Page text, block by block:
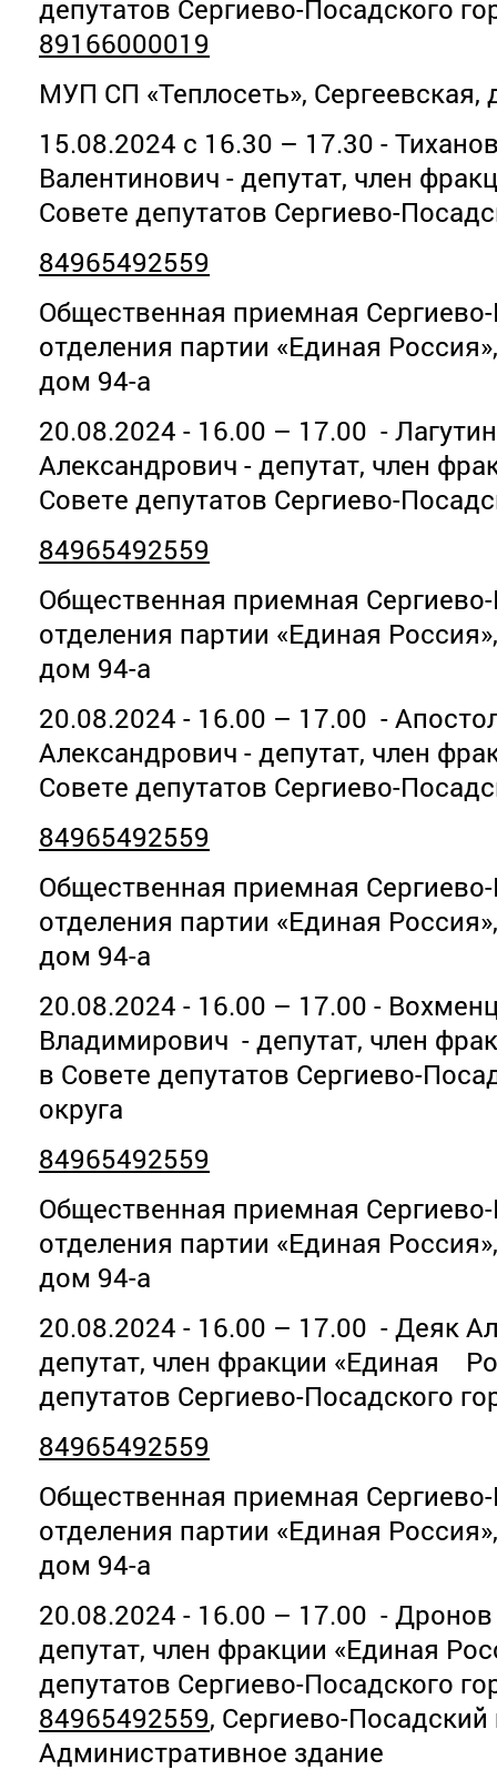
депутатов Сергиево-Посадского
89166000019
МУП СП «Теплосеть», Сергеевская,
15.08.2024 с 16.30 – 17.30 -
Валентинович - депутат, член
Совете депутатов Сергиево-
84965492559
Общественная приемная
отделения партии «Единая
дом 94-а
20.08.2024 - 16.00 – 17.00 -
Александрович - депутат, член
Совете депутатов Сергиево-
84965492559
Общественная приемная
отделения партии «Единая
дом 94-а
20.08.2024 - 16.00 – 17.00 -
Александрович - депутат, член
Совете депутатов Сергиево-
84965492559
Общественная приемная
отделения партии «Единая
дом 94-а
20.08.2024 - 16.00 – 17.00 -
Владимирович - депутат, член
в Совете депутатов Сергиево-
округа
84965492559
Общественная приемная
отделения партии «Единая
дом 94-а
20.08.2024 - 16.00 – 17.00 - Деяк
депутат, член фракции «Единая
депутатов Сергиево-Посадского
84965492559
Общественная приемная
отделения партии «Единая
дом 94-а
20.08.2024 - 16.00 – 17.00 - Дронов
депутат, член фракции «Единая
депутатов Сергиево-Посадского
84965492559, Сергиево-
Административное здание